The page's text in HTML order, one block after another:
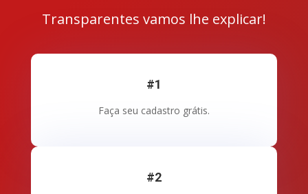
Transparentes vamos lhe explicar!
#1
Faça seu cadastro grátis.
#2